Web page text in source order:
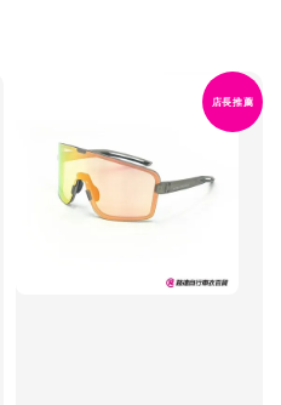
店長推薦